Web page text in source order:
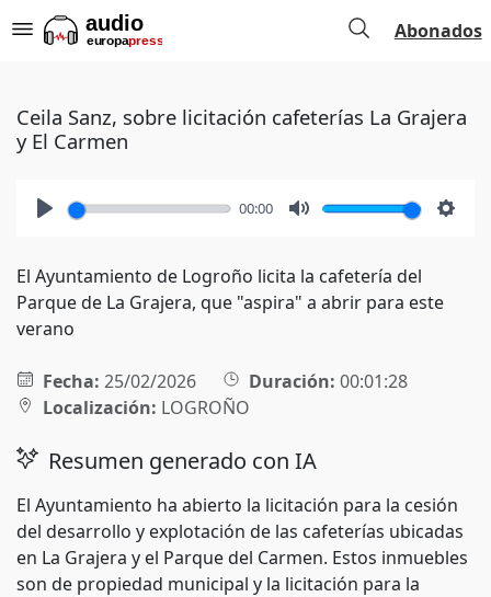
Abonados
Ceila Sanz, sobre licitación cafeterías La Grajera
y El Carmen
00:00
El Ayuntamiento de Logroño licita la cafetería del
Parque de La Grajera, que "aspira" a abrir para este
verano
Fecha: 25/02/2026 Duración: 00:01:28
Localización: LOGROÑO
Resumen generado con IA
El Ayuntamiento ha abierto la licitación para la cesión
del desarrollo y explotación de las cafeterías ubicadas
en La Grajera y el Parque del Carmen. Estos inmuebles
son de propiedad municipal y la licitación para la